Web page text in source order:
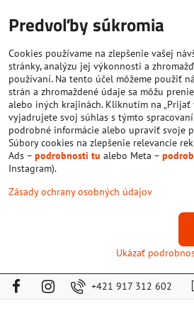
+421 917 312 602
Predvoľby súkromia
Cookies používame na zlepšenie vašej
stránky, analýzu jej výkonnosti a
používaní. Na tento účel môžeme použiť
strán a zhromaždené údaje sa môžu
alebo iných krajinách. Kliknutím na „Prijať
vyjadrujete svoj súhlas s týmto
podrobné informácie alebo upraviť svoje
Súbory cookies na zlepšenie relevancie
Ads – podrobnosti tu alebo Meta –
Instagram).
Zásady ochrany osobných údajov
Ukázať